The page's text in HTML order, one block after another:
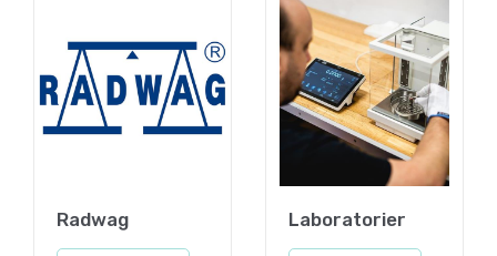
Radwag Laboratorier